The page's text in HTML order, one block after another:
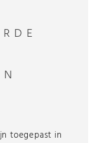
toegepast in